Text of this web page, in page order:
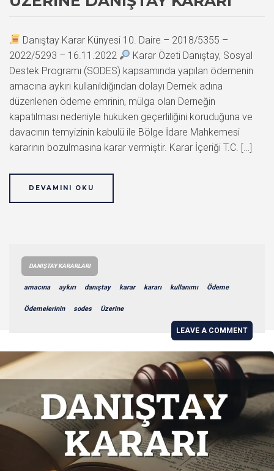
Danıştay Karar Künyesi 10. Daire – 2018/5355 –
2022/5293 – 16.11.2022
Karar Özeti Danıştay, Sosyal
Destek Programı (SODES) kapsamında yapılan ödemenin
amacına aykırı kullanıldığından dolayı Dernek adına
düzenlenen ödeme emrinin, mülga olan Derneğin
kapatılması nedeniyle hukuken geçerliliğini koruduğuna ve
davacının temyizinin kabulü ile Bölge İdare Mahkemesi
kararının bozulmasına karar vermiştir. Karar İçeriği T.C. […]
DEVAMINI OKU
DANIŞTAY KARARLARI
amacına aykırı danıştay karar kararı kullanımı Ödeme
Ödemelerinin sodes Üzerine
LEAVE A COMMENT